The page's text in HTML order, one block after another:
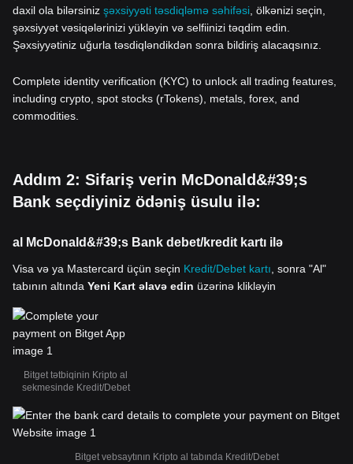
daxil ola bilərsiniz şəxsiyyəti təsdiqləmə səhifəsi , ölkənizi seçin,
şəxsiyyət vəsiqələrinizi yükləyin və selfiinizi təqdim edin.
Şəxsiyyətiniz uğurla təsdiqləndikdən sonra bildiriş alacaqsınız.
Complete identity verification (KYC) to unlock all trading features,
including crypto, spot stocks (rTokens), metals, forex, and
commodities.
Addım 2: Sifariş verin McDonald&#39;s
Bank seçdiyiniz ödəniş üsulu ilə:
al McDonald&#39;s Bank debet/kredit kartı ilə
Visa və ya Mastercard üçün seçin Kredit/Debet kartı , sonra "Al"
tabının altında Yeni Kart əlavə edin üzərinə klikləyin
Bitget tətbiqinin Kripto al
sekmesinde Kredit/Debet
Bitget vebsaytının Kripto al tabında Kredit/Debet